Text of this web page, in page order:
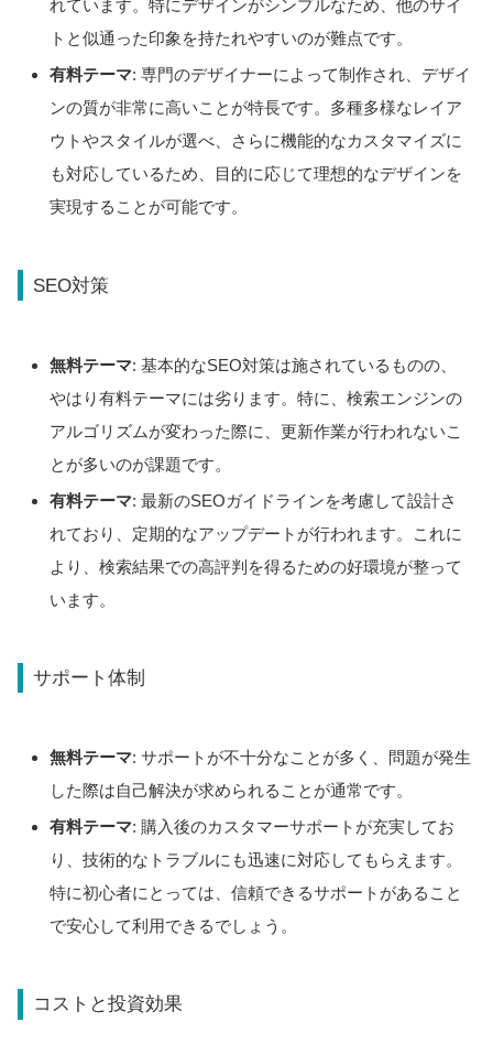
れています。特にデザインがシンプルなため、他のサイ
トと似通った印象を持たれやすいのが難点です。
有料テーマ: 専門のデザイナーによって制作され、デザイ
ンの質が非常に高いことが特長です。多種多様なレイア
ウトやスタイルが選べ、さらに機能的なカスタマイズに
も対応しているため、目的に応じて理想的なデザインを
実現することが可能です。
SEO対策
無料テーマ: 基本的なSEO対策は施されているものの、
やはり有料テーマには劣ります。特に、検索エンジンの
アルゴリズムが変わった際に、更新作業が行われないこ
とが多いのが課題です。
有料テーマ: 最新のSEOガイドラインを考慮して設計さ
れており、定期的なアップデートが行われます。これに
より、検索結果での高評判を得るための好環境が整って
います。
サポート体制
無料テーマ: サポートが不十分なことが多く、問題が発生
した際は自己解決が求められることが通常です。
有料テーマ: 購入後のカスタマーサポートが充実してお
り、技術的なトラブルにも迅速に対応してもらえます。
特に初心者にとっては、信頼できるサポートがあること
で安心して利用できるでしょう。
コストと投資効果